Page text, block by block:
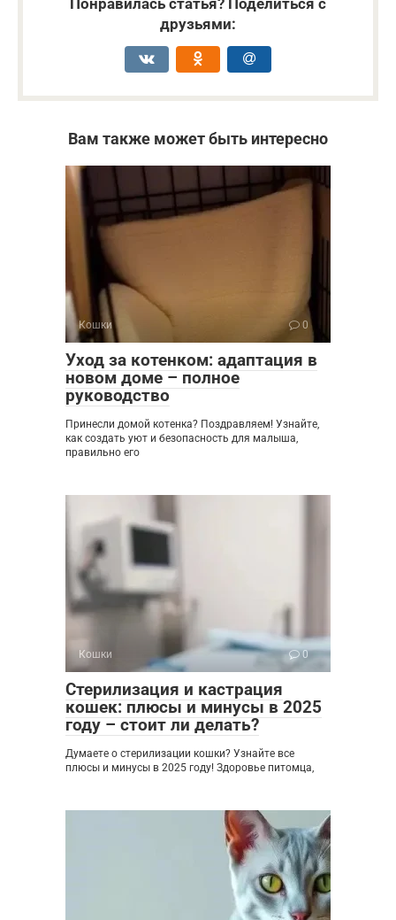
друзьями:
Вам также может быть интересно
Кошки 0
Уход за котенком: адаптация в
новом доме – полное
руководство
Принесли домой котенка? Поздравляем! Узнайте,
как создать уют и безопасность для малыша,
правильно его
Кошки 0
Стерилизация и кастрация
кошек: плюсы и минусы в 2025
году – стоит ли делать?
Думаете о стерилизации кошки? Узнайте все
плюсы и минусы в 2025 году! Здоровье питомца,